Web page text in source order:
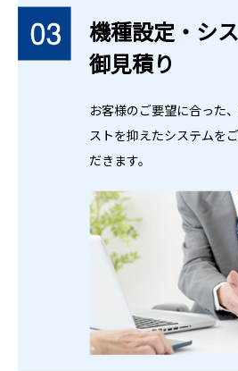
機種設定・シ
御見積り
お客様のご要望に合った
ストを抑えたシステムを
だきます。